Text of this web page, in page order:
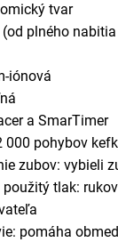
tvar
plného
iónová
a SmarTimer
000 pohybov
zubov: vybieli
tlak:
pomáha